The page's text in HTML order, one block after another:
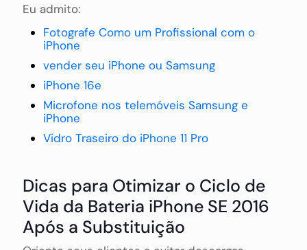
Eu admito:
Fotografe Como um Profissional com o
iPhone
vender seu iPhone ou Samsung
iPhone 16e
Microfone nos telemóveis Samsung e
iPhone
Vidro Traseiro do iPhone 11 Pro
Dicas para Otimizar o Ciclo de
Vida da Bateria iPhone SE 2016
Após a Substituição